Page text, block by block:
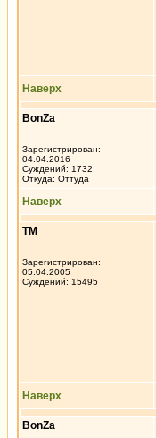
Наверх
BonZa
Зарегистрирован:
04.04.2016
Суждений: 1732
Откуда: Oттyдa
Наверх
ТМ
Зарегистрирован:
05.04.2005
Суждений: 15495
Наверх
BonZa